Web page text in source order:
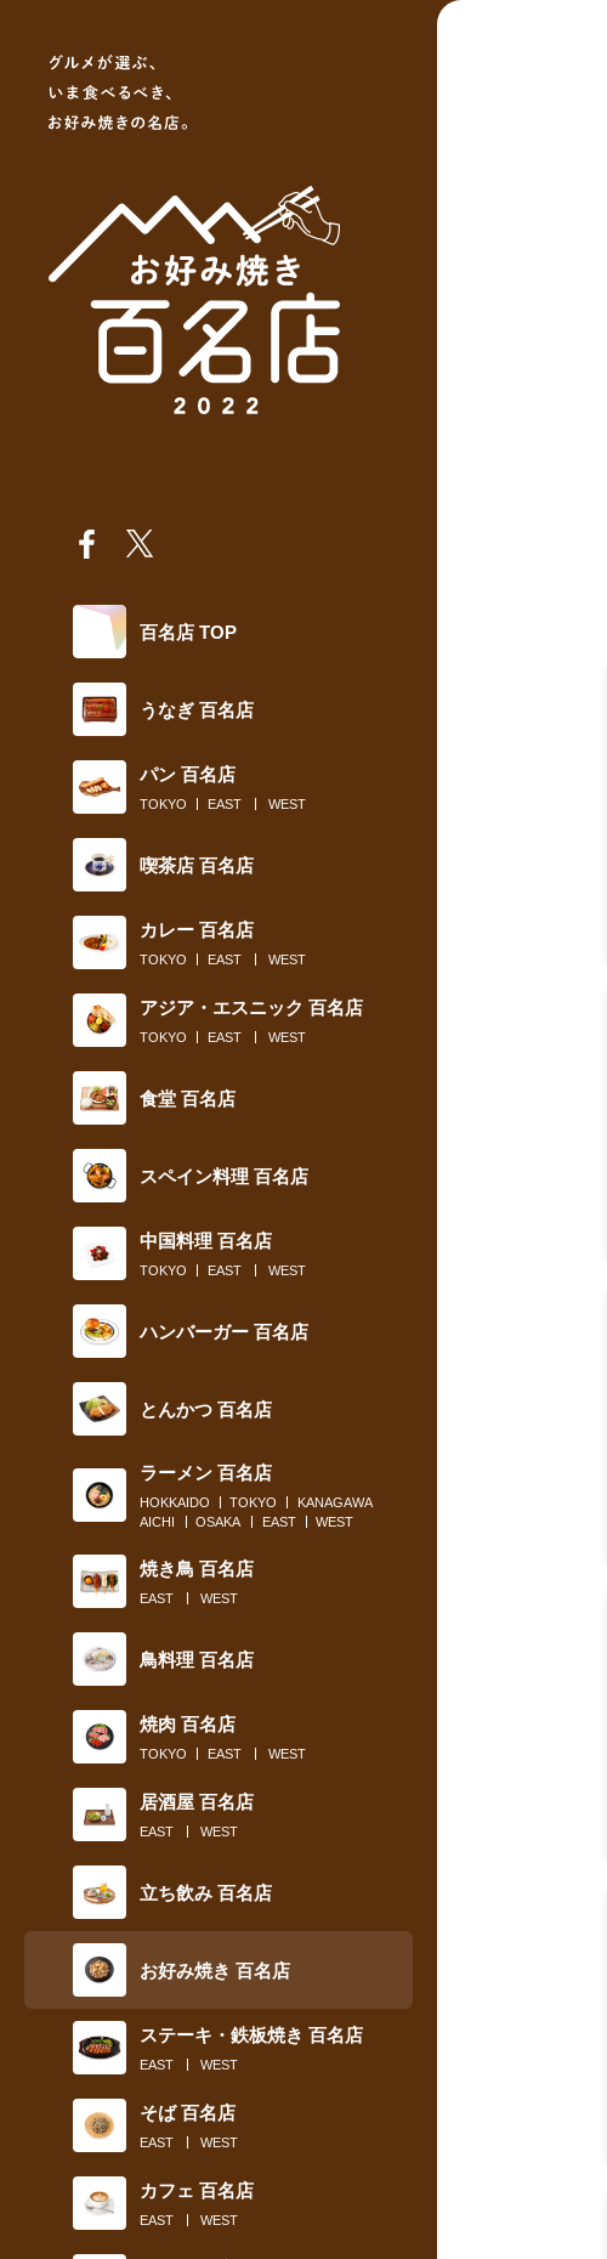
百名店 TOP
うなぎ 百名店
パン 百名店
TOKYO EAST WEST
喫茶店 百名店
カレー 百名店
TOKYO EAST WEST
アジア・エスニック 百名店
TOKYO EAST WEST
食堂 百名店
スペイン料理 百名店
中国料理 百名店
TOKYO EAST WEST
ハンバーガー 百名店
とんかつ 百名店
ラーメン 百名店
HOKKAIDO TOKYO
KANAGAWA
AICHI
OSAKA EAST WEST
焼き鳥 百名店
EAST WEST
鳥料理 百名店
焼肉 百名店
TOKYO EAST WEST
居酒屋 百名店
EAST WEST
立ち飲み 百名店
お好み焼き 百名店
ステーキ・鉄板焼き 百名店
EAST WEST
そば 百名店
EAST WEST
カフェ 百名店
EAST WEST